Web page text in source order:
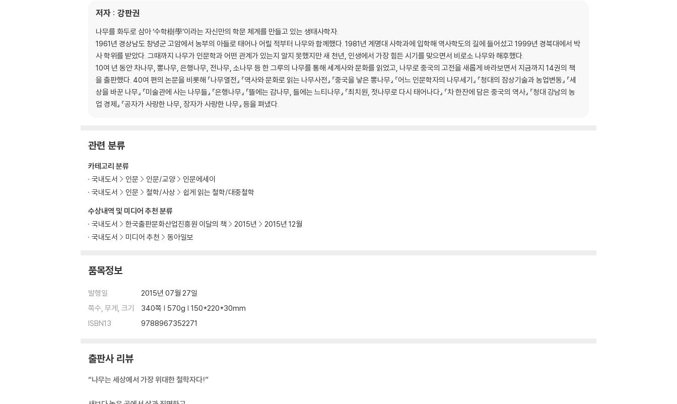
제11장 사소한 것에 감동하기 | 행복의 철학
제12장 자세히 보아야 사랑스럽다 | 존재의 철학
제13장 나무는 모든 것을 꿰뚫을 수 있다 | 일이관지의 철학
제14장 공부는 나무 한 그루에서 시작된다 | 살구나무와 공자의 교육 철학
제15장 제 역할을 다한다는 것 | 묵묵한 소신의 철학
제16장 등신藤身처럼 살아야 아름다운 꽃을 피울 수 있다 | 여락의 철학
제17장 소통은 겨울의 갈잎나무처럼 | 경청의 철학
제18장 아름다운 관계의 조건 | 연리지의 철학
제19장 봄을 즐기는 법 | 매화의 철학
제20장 치열하기에 아름답다 | 아까시나무의 철학
제22장 고정생장형과 자유생장형 | 다름의 철학
제23장 대쪽 같은 선비, 대나무의 삶 | 중도와 중용의 철학
제24장 나만의 속도 찾는 법 | 대추나무의 철학
제25장 볼품없는 나무에 단단한 열매가 맺힌다 | 모과나무의 철학
제26장 2000년 만에 피는 꽃 | 목련의 철학
제27장 쟁기질, 마음의 에너지를 끌어올리는 법 | 역 같은 변화의 철학
제28장 위기를 극복하는 나무의 지혜 | 뿌리의 철학
참고문헌
저자 : 강판권
나무를 화두로 삼아 ‘수학樹學’이라는 자신만의 학문 체계를 만들고 있는 생태사학자.
1961년 경상남도 창녕군 고암에서 농부의 아들로 태어나 어릴 적부터 나무와 함께했다. 1981년 계명대 사학과에 입학해 역사학도의 길에 들어섰고 1999년 경북대에서 박
사 학위를 받았다. 그때까지 나무가 인문학과 어떤 관계가 있는지 알지 못했지만 새 천년, 인생에서 가장 힘든 시기를 맞으면서 비로소 나무와 해후했다.
10여 년 동안 차나무, 뽕나무, 은행나무, 전나무, 소나무 등 한 그루의 나무를 통해 세계사와 문화를 읽었고, 나무로 중국의 고전을 새롭게 바라보면서 지금까지 14권의 책
을 출판했다. 40여 편의 논문을 비롯해 『나무열전』 『역사와 문화로 읽는 나무사전』 『중국을 낳은 뽕나무』 『어느 인문학자의 나무세기』 『청대의 잠상기술과 농업변동』 『세
상을 바꾼 나무』 『미술관에 사는 나무들』 『은행나무』 『뜰에는 감나무, 들에는 느티나무』 『최치원, 젓나무로 다시 태어나다』 『차 한잔에 담은 중국의 역사』 『청대 강남의 농
업 경제』 『공자가 사랑한 나무, 장자가 사랑한 나무』 등을 펴냈다.
관련 분류
수상내역 및 미디어 추천 분류
국내도서
한국출판문화산업진흥원 이달의 책 2015년
2015년 12월
국내도서
미디어 추천 동아일보
카테고리 분류
국내도서
인문 인문/교양
인문에세이
국내도서
인문 철학/사상 쉽게 읽는 철학/대중철학
품목정보
발행일
2015년 07월 27일
쪽수, 무게, 크기
340쪽 | 570g | 150*220*30mm
ISBN13
9788967352271
출판사 리뷰
“나무는 세상에서 가장 위대한 철학자다!”